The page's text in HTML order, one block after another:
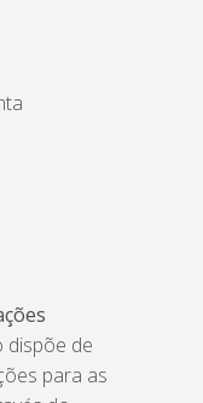
dispõe de
para as